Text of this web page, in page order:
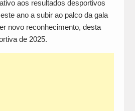
aos resultados desportivos
ano a subir ao palco da gala
novo reconhecimento, desta
de 2025.